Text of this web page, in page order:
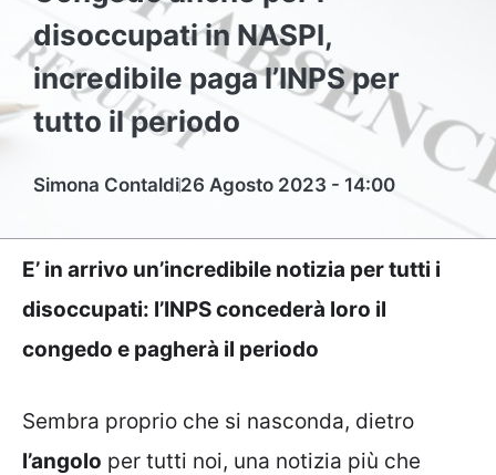
disoccupati in NASPI,
incredibile paga l’INPS per
tutto il periodo
Simona Contaldi26 Agosto 2023 - 14:00
E’ in arrivo un’incredibile notizia per tutti i
disoccupati: l’INPS concederà loro il
congedo e pagherà il periodo
Sembra proprio che si nasconda, dietro
l’angolo per tutti noi, una notizia più che